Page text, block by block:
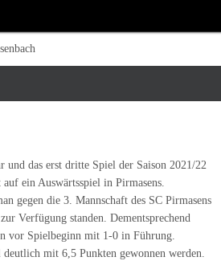
und das erst dritte Spiel der Saison 2021/22
ein Auswärtsspiel in Pirmasens.
gegen die 3. Mannschaft des SC Pirmasens
Verfügung standen. Dementsprechend
vor Spielbeginn mit 1-0 in Führung.
mit 6,5 Punkten gewonnen werden.